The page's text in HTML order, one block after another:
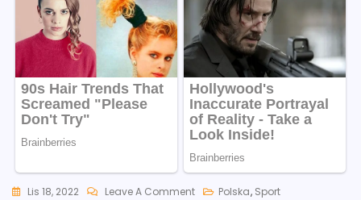
Lis 18, 2022 Leave A CommentOn
Polska, Sport